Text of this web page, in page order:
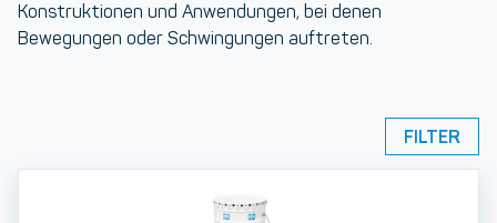
Konstruktionen und Anwendungen, bei denen
Bewegungen oder Schwingungen auftreten.
FILTER